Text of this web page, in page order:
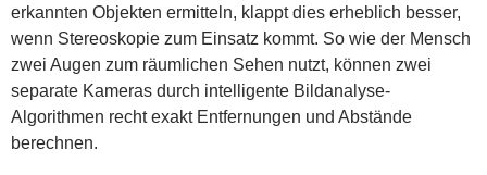
erkannten Objekten ermitteln, klappt dies erheblich besser,
wenn Stereoskopie zum Einsatz kommt. So wie der Mensch
zwei Augen zum räumlichen Sehen nutzt, können zwei
separate Kameras durch intelligente Bildanalyse-
Algorithmen recht exakt Entfernungen und Abstände
berechnen.